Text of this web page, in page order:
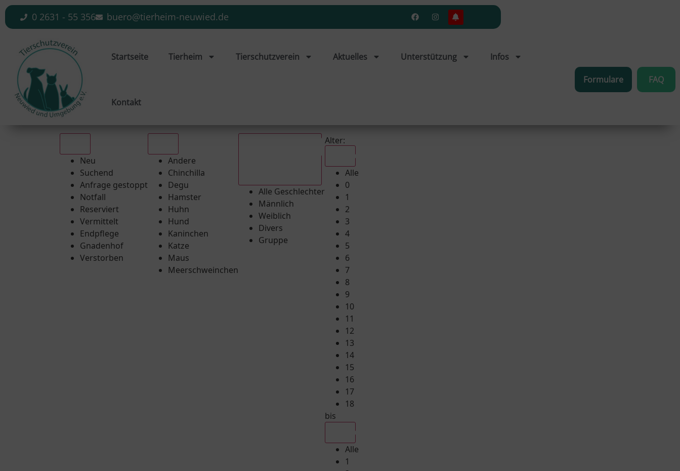
0 2631 - 55 356 buero@tierheim-neuwied.de
Startseite Tierheim Tierschutzverein Aktuelles Unterstützung Infos
Kontakt
Formulare FAQ
Neu
Suchend
Anfrage gestoppt
Notfall
Reserviert
Vermittelt
Endpflege
Gnadenhof
Verstorben
Andere
Chinchilla
Degu
Hamster
Huhn
Hund
Kaninchen
Katze
Maus
Meerschweinchen
Alle Geschlechter
Männlich
Weiblich
Divers
Gruppe
Alter:
Alle
0
1
2
3
4
5
6
7
8
9
10
11
12
13
14
15
16
17
18
bis
Alle
1